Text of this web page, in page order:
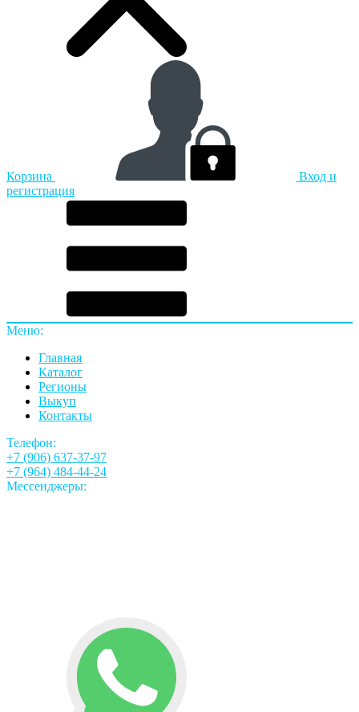
Корзина
Вход и
регистрация
Меню:
Главная
Каталог
Регионы
Выкуп
Контакты
Телефон:
+7 (906) 637-37-97
+7 (964) 484-44-24
Мессенджеры: